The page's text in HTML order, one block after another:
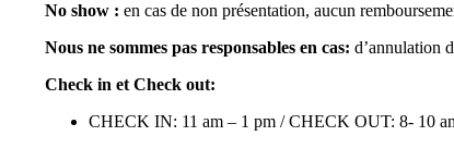
No show : en cas de non présentation, aucun
Nous ne sommes pas responsables en cas: d’annulation
Check in et Check out:
CHECK IN: 11 am – 1 pm / CHECK OUT: 8- 10